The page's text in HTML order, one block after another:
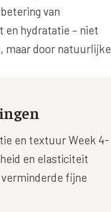
van
hydratatie – niet
maar door natuurlijke
en textuur Week 4-
en elasticiteit
fijne